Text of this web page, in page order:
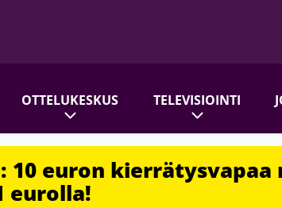
OTTELUKESKUS TELEVISIOINTI
10 euron kierrätysvapaa
eurolla!